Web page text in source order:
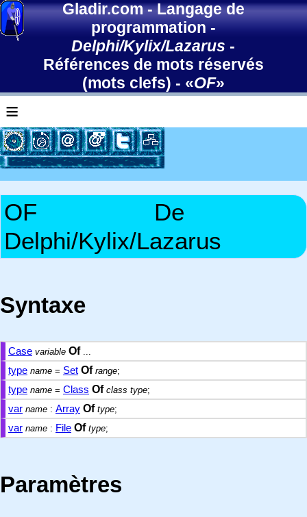
Gladir.com-Langage de
programmation-
Delphi/Kylix/Lazarus -
Références de mots réservés
(mots clefs) - «OF»
≡
OF
De
Delphi/Kylix/Lazarus
Syntaxe
Case variable Of...
type name = Set Of range;
type name = Class Of class type;
var name : Array Of type;
var name : File Of type;
Paramètres